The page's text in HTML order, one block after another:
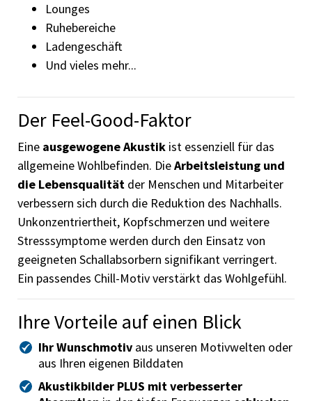
Lounges
Ruhebereiche
Ladengeschäft
Und vieles mehr...
Der Feel-Good-Faktor
Eine ausgewogene Akustik ist essenziell für das
allgemeine Wohlbefinden. DieArbeitsleistung und
die Lebensqualität der Menschen und Mitarbeiter
verbessern sich durch die Reduktion des Nachhalls.
Unkonzentriertheit, Kopfschmerzen und weitere
Stresssymptome werden durch den Einsatz von
geeigneten Schallabsorbern signifikant verringert.
Ein passendes Chill-Motiv verstärkt das Wohlgefühl.
Ihre Vorteile auf einen Blick
Ihr Wunschmotiv aus unseren Motivwelten oder
aus Ihren eigenen Bilddaten
Akustikbilder PLUS mit verbesserter